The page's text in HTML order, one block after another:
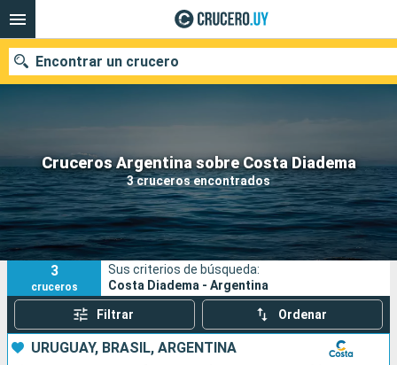
Cruceros Argentina sobre Costa Diadema
3 cruceros encontrados
Encontrar un crucero
Nuestros destinos
Fecha de salida
Puertos Compañías
Buscar
3
cruceros
Sus criterios de búsqueda:
Costa Diadema - Argentina
Filtrar Ordenar
URUGUAY, BRASIL, ARGENTINA